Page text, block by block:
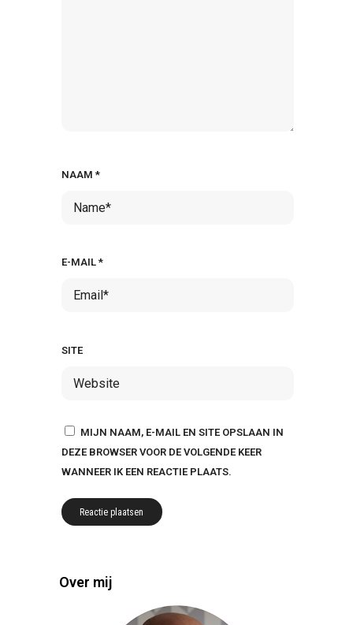
NAAM*
E-MAIL*
SITE
MIJN NAAM, E-MAIL EN SITE OPSLAAN IN
DEZE BROWSER VOOR DE VOLGENDE KEER
WANNEER IK EEN REACTIE PLAATS.
Over mij